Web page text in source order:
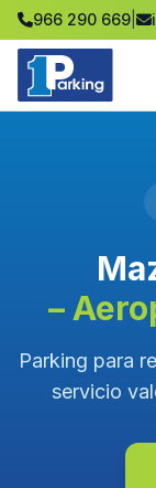
966 290 669
–
Parking para
servicio